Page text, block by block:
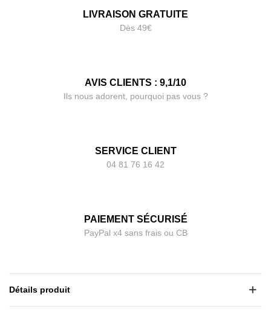
LIVRAISON GRATUITE
Dès 49€
AVIS CLIENTS : 9,1/10
Ils nous adorent, pourquoi pas vous ?
SERVICE CLIENT
04 81 76 16 42
PAIEMENT SÉCURISÉ
PayPal x4 sans frais ou CB
Détails produit